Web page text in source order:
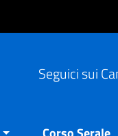
Seguici sui